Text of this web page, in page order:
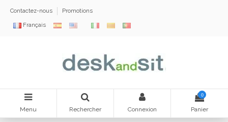
Contactez-nous Promotions
Français
Menu Rechercher Connexion
0
Panier